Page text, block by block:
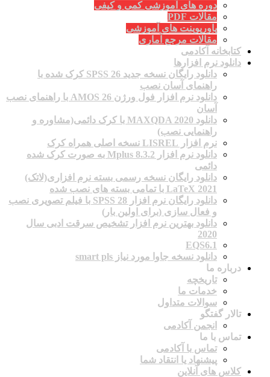
دوره های آموزشی کمی و کیفی
مقالات PDF
پاورپوینت های آموزشی
مقالات مرجع آماری
کتابخانه آکادمی
دانلود نرم افزارها
دانلود رایگان نسخه جدید SPSS 26 کرک شده با
راهنمای آسان نصب
دانلود نرم افزار فول ورژن AMOS 26 با راهنمای نصب
آسان
دانلود MAXQDA 2020 با کرک دائمی(مشاوره و
راهنمایی نصب)
نرم افزار LISREL نسخه اصلی همراه کرک
دانلود نرم افزار Mplus 8.3.2 به صورت کرک شده
دائمی
دانلود رایگان نسخه رسمی بسته نرم افزاری(لاتک)
2021 LaTeX با تمامی بسته های نصب شده
دانلود رایگان نرم افزار SPSS 28 با فیلم تصویری نصب
و فعال سازی (برای اولین بار)
دانلود بهترین نرم افزار تشخیص سرقت ادبی سال
2020
EQS6.1
دانلود نسخه جاوا مورد نیاز smart pls
درباره ما
تاریخچه
خدمات ما
سوالات متداول
تالار گفتگو
انجمن آکادمی
تماس با ما
تماس با آکادمی
پیشنهاد یا انتقاد شما
کلاس های آنلاین